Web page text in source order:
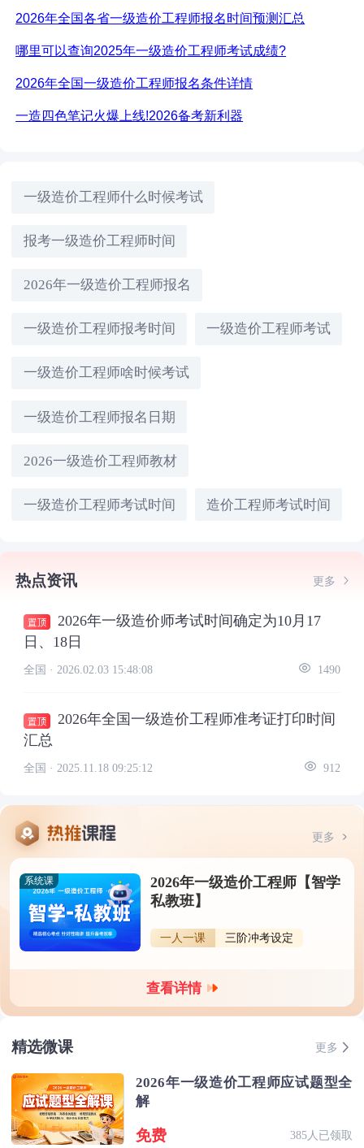
2026年全国各省一级造价工程师报名时间预测汇总
哪里可以查询2025年一级造价工程师考试成绩?
2026年全国一级造价工程师报名条件详情
一造四色笔记火爆上线!2026备考新利器
一级造价工程师什么时候考试
报考一级造价工程师时间
2026年一级造价工程师报名
一级造价工程师报考时间 一级造价工程师考试
一级造价工程师啥时候考试
一级造价工程师报名日期
2026一级造价工程师教材
一级造价工程师考试时间 造价工程师考试时间
热点资讯 更多
2026年一级造价师考试时间确定为10月17
日、18日
全国 · 2026.02.03 15:48:08 1490
2026年全国一级造价工程师准考证打印时间
汇总
全国 · 2025.11.18 09:25:12 912
更多
系统课
2026年一级造价工程师【智学
私教班】
一人一课 三阶冲考设定
查看详情
精选微课 更多
2026年一级造价工程师应试题型全
解
免费 385人已领取